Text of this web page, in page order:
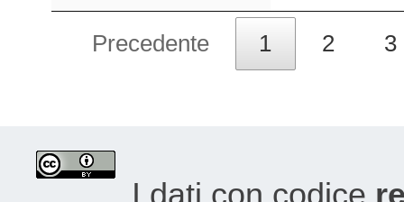
Precedente 1 2 3
I dati con codice